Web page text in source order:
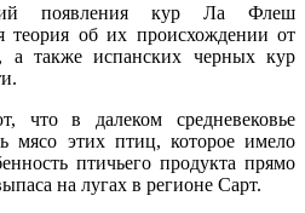
появления кур Ла Флеш
теория об их происхождении от
а также испанских черных кур
что в далеком средневековье
мясо этих птиц, которое имело
птичьего продукта прямо
на лугах в регионе Сарт.